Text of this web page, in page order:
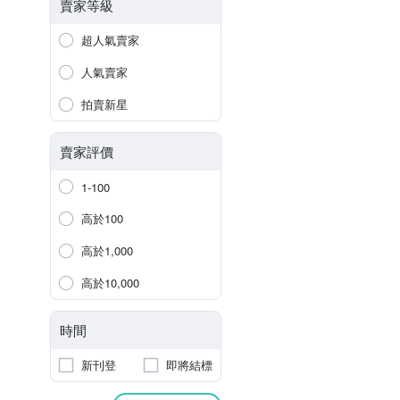
賣家等級
超人氣賣家
人氣賣家
拍賣新星
賣家評價
1-100
高於100
高於1,000
高於10,000
時間
新刊登 即將結標